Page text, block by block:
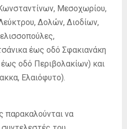
Μεσοχωρίου,
Δολών, Διοδίων,
έως οδό Σφακιανάκη
οδό Περιβολακίων) και
Ελαιόφυτο).
παρακαλούνται να